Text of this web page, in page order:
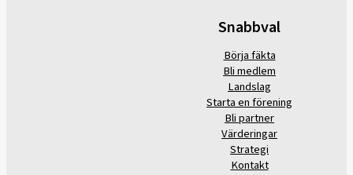
Snabbval
Börja fäkta
Bli medlem
Landslag
Starta en förening
Bli partner
Värderingar
Strategi
Kontakt